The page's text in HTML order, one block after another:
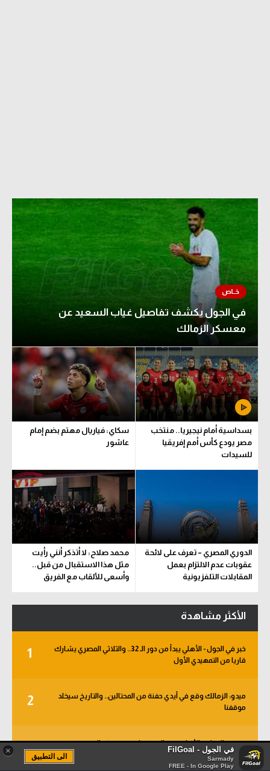
في الجول يكشف تفاصيل غياب السعيد عن
معسكر الزمالك
بسداسية أمام نيجيريا.. منتخب
مصر يودع كأس أمم إفريقيا
للسيدات
سكاي: فياريال مهتم بضم إمام
عاشور
الدوري المصري – تعرف على لائحة
عقوبات عدم الالتزام بعمل
المقابلات التلفزيونية
محمد صلاح: لا أتذكر أنني رأيت
مثل هذا الاستقبال من قبل..
وأسعى للألقاب مع الفريق
الأكثر مشاهدة
1
خبر في الجول - الأهلي يبدأ من دور الـ 32.. والثلاثي المصري يشارك
قاريا من التمهيدي الأول
2
ميدو: الزمالك وقع في أيدي حفنة من المحتالين.. والتاريخ سيخلد
موقفنا
3 خبر في الجول – الأهلي يقرر الاستنغاء عن عمر كمال
× في الجول - FilGoal
Sarmady
FREE - In Google Play
الى التطبيق